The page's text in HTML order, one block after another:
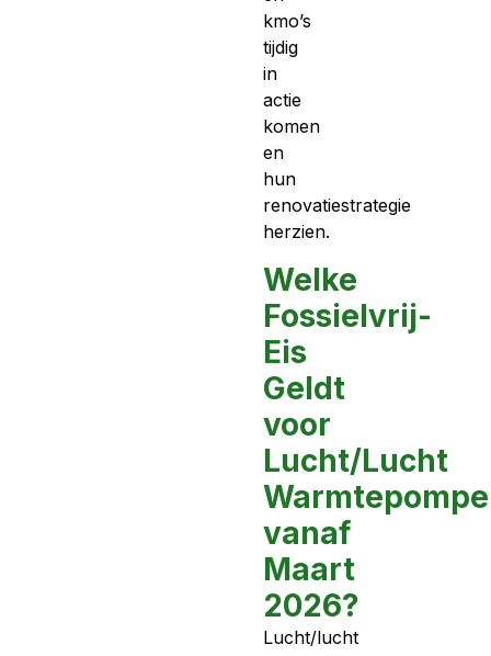
kmo’s
tijdig
in
actie
komen
en
hun
renovatiestrategie
herzien.
Welke
Fossielvrij-
Eis
Geldt
voor
Lucht/Lucht
vanaf
Maart
2026?
Lucht/lucht